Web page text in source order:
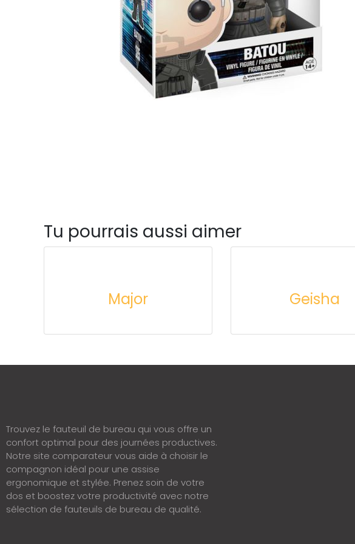
Tu pourrais aussi aimer
Major Geisha
Trouvez le fauteuil de bureau qui vous offre un
confort optimal pour des journées productives.
Notre site comparateur vous aide à choisir le
compagnon idéal pour une assise
ergonomique et stylée. Prenez soin de votre
dos et boostez votre productivité avec notre
sélection de fauteuils de bureau de qualité.